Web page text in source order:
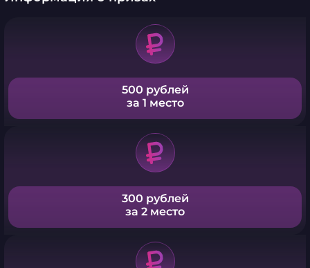
500 рублей
за 1 место
300 рублей
за 2 место